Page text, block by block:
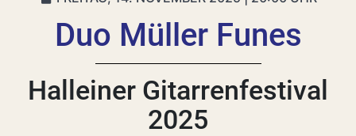
Duo Müller Funes
Halleiner Gitarrenfestival
2025